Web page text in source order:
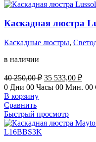
Каскадная люстра
Каскадные люстры,
в наличии
40 250,00₽ Первоначальная
цена
250,00 ₽.
35 533,00 ₽
0 Дни 00 Часы 00 Мин. 00
В корзину
Сравнить
Быстрый просмотр